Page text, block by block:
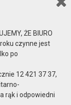
ŻE BIURO
roku czynne jest
po
12 421 37 37,
rąk i odpowiedni